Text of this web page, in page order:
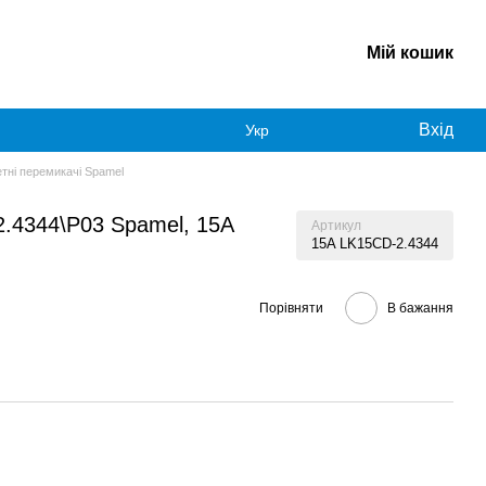
Мій кошик
Укр Вхід
перемикачі Spamel
Spamel, 15A Артикул
15A LK15CD-2.4344
Порівняти В бажання